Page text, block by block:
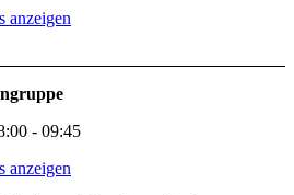
anzeigen
- 09:45
anzeigen